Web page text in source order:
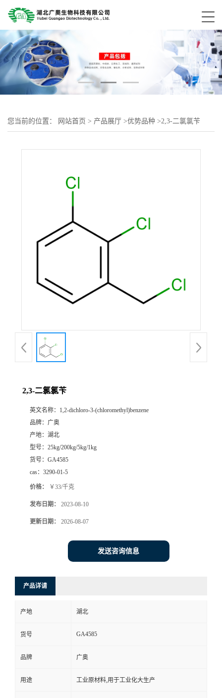
您当前的位置： 网站首页 > 产品展厅 >优势品种 >2,3-二氯氯苄
2,3-二氯氯苄
英文名称： 1,2-dichloro-3-(chloromethyl)benzene
品牌： 广奥
产地： 湖北
型号： 25kg/200kg/5kg/1kg
货号： GA4585
cas： 3290-01-5
价格： ￥33/千克
发布日期： 2023-08-10
更新日期： 2026-08-07
发送咨询信息
产品详请
产地 湖北
货号 GA4585
品牌 广奥
用途 工业原材料,用于工业化大生产